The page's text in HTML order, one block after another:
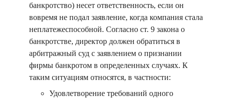
банкротство) несет ответственность, если он
вовремя не подал заявление, когда компания стала
неплатежеспособной. Согласно ст. 9 закона о
банкротстве, директор должен обратиться в
арбитражный суд с заявлением о признании
фирмы банкротом в определенных случаях. К
таким ситуациям относятся, в частности:
Удовлетворение требований одного